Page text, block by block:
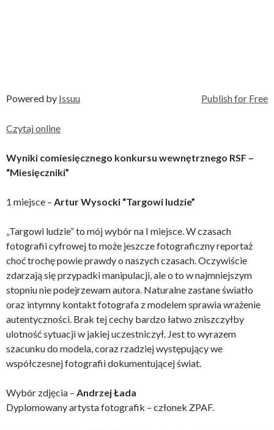
Powered by Issuu Publish for Free
Czytaj online
Wyniki comiesięcznego konkursu wewnętrznego RSF –
“Miesięczniki”
1 miejsce – Artur Wysocki “Targowi ludzie”
„Targowi ludzie” to mój wybór na I miejsce. W czasach
fotografii cyfrowej to może jeszcze fotograficzny reportaż
choć trochę powie prawdy o naszych czasach. Oczywiście
zdarzają się przypadki manipulacji, ale o to w najmniejszym
stopniu nie podejrzewam autora. Naturalne zastane światło
oraz intymny kontakt fotografa z modelem sprawia wrażenie
autentyczności. Brak tej cechy bardzo łatwo zniszczyłby
ulotność sytuacji w jakiej uczestniczył. Jest to wyrazem
szacunku do modela, coraz rzadziej występujący we
współczesnej fotografii dokumentującej świat.
Wybór zdjęcia – Andrzej Łada
Dyplomowany artysta fotografik – członek ZPAF.